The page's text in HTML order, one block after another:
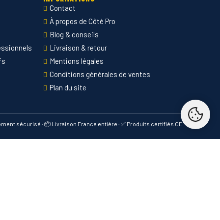
Contact
À propos de Côté Pro
Blog & conseils
Livraison & retour
Mentions légales
Conditions générales de ventes
Plan du site
sécurisé · 📦 Livraison France entière · ✅ Produits certifiés CE